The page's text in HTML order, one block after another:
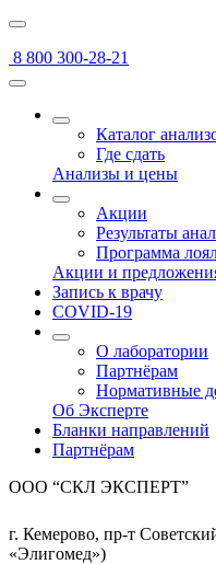
8 800 300-28-21
Каталог
Где сдать
Анализы и цены
Акции
Результаты
Программа
Акции и
Запись к врачу
COVID-19
О лаборатории
Партнёрам
Нормативные
Об Эксперте
Бланки направлений
Партнёрам
ООО “СКЛ ЭКСПЕРТ”
г. Кемерово, пр-т
«Элигомед»)